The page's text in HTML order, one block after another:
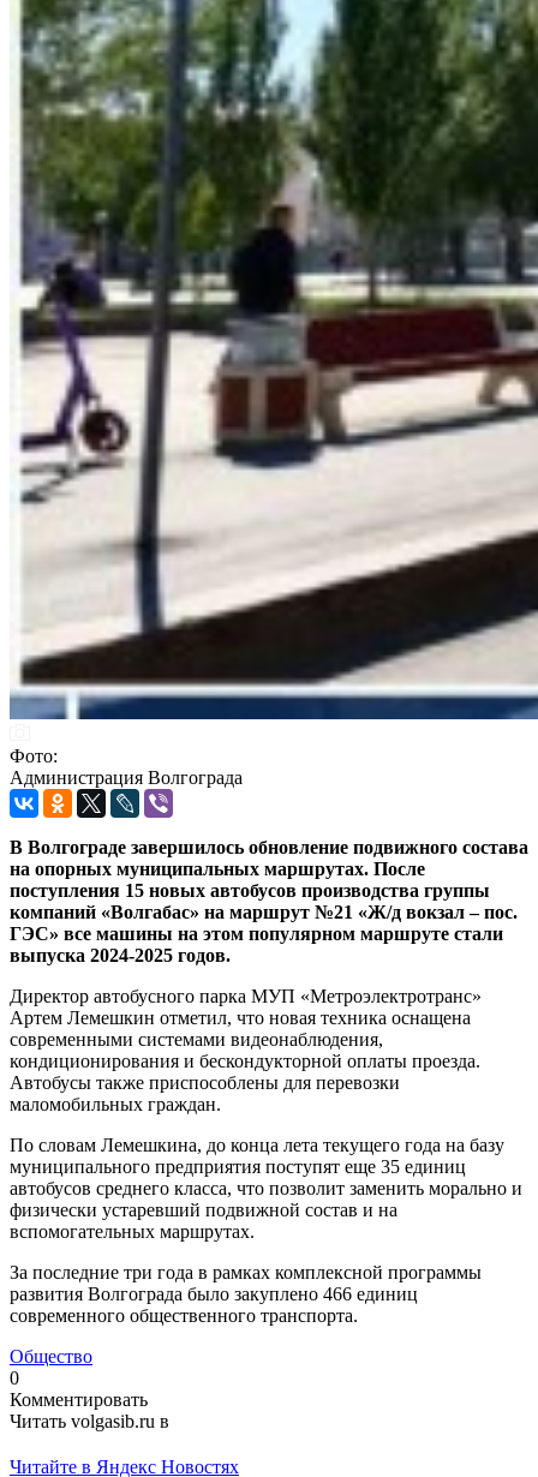
Фото:
Администрация Волгограда
В Волгограде завершилось обновление подвижного состава
на опорных муниципальных маршрутах. После
поступления 15 новых автобусов производства группы
компаний «Волгабас» на маршрут №21 «Ж/д вокзал – пос.
ГЭС» все машины на этом популярном маршруте стали
выпуска 2024-2025 годов.
Директор автобусного парка МУП «Метроэлектротранс»
Артем Лемешкин отметил, что новая техника оснащена
современными системами видеонаблюдения,
кондиционирования и бескондукторной оплаты проезда.
Автобусы также приспособлены для перевозки
маломобильных граждан.
По словам Лемешкина, до конца лета текущего года на базу
муниципального предприятия поступят еще 35 единиц
автобусов среднего класса, что позволит заменить морально и
физически устаревший подвижной состав и на
вспомогательных маршрутах.
За последние три года в рамках комплексной программы
развития Волгограда было закуплено 466 единиц
современного общественного транспорта.
Общество
0
Комментировать
Читать volgasib.ru в
Читайте в Яндекс Новостях